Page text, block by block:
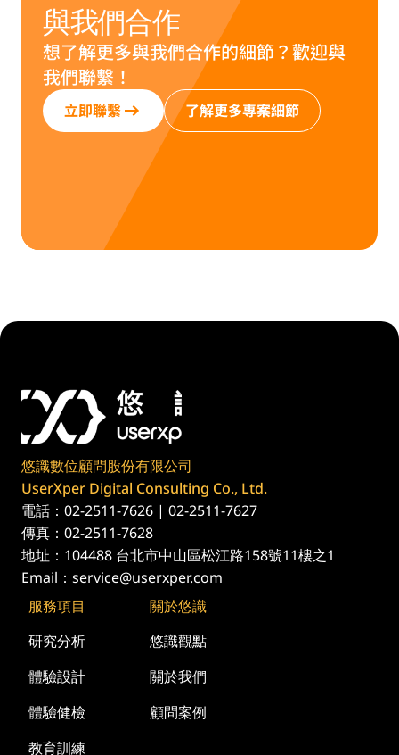
與我們合作
想了解更多與我們合作的細節？歡迎與
我們聯繫！
立即聯繫 了解更多專案細節
悠識數位顧問股份有限公司
UserXper Digital Consulting Co., Ltd.
電話：02-2511-7626 | 02-2511-7627
傳真：02-2511-7628
地址：104488 台北市中山區松江路158號11樓之1
Email： service@userxper.com
服務項目
研究分析
體驗設計
體驗健檢
教育訓練
關於悠識
悠識觀點
關於我們
顧問案例